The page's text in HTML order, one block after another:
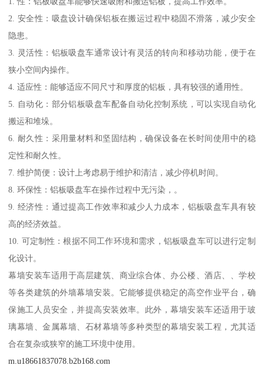
2. 安全性：吸盘设计确保铝板在搬运过程中稳固不滑落，减少安全
隐患。
3. 灵活性：铝板吸盘车通常设计有灵活的转向和移动功能，便于在
狭小空间内操作。
4. 适应性：能够适应不同尺寸和厚度的铝板，具有较强的通用性。
5. 自动化：部分铝板吸盘车配备自动化控制系统，可以实现自动化
搬运和堆垛。
6. 耐久性：采用量材料和坚固结构，确保设备在长时间使用中的稳
定性和耐久性。
7. 维护简便：设计上考虑易于维护和清洁，减少停机时间。
8. 环保性：铝板吸盘车在操作过程中无污染，。
9. 经济性：通过提高工作效率和减少人力成本，铝板吸盘车具有较
高的经济效益。
10. 可定制性：根据不同工作环境和需求，铝板吸盘车可以进行定制
化设计。
幕墙安装车适用于高层建筑、商业综合体、办公楼、酒店、、学校
等各类建筑的外墙幕墙安装。它能够提供稳定的高空作业平台，确
保施工人员安全，并提高安装效率。此外，幕墙安装车还适用于玻
璃幕墙、金属幕墙、石材幕墙等多种类型的幕墙安装工程，尤其适
合在复杂或狭窄的施工环境中使用。
m.u18661837078.b2b168.com